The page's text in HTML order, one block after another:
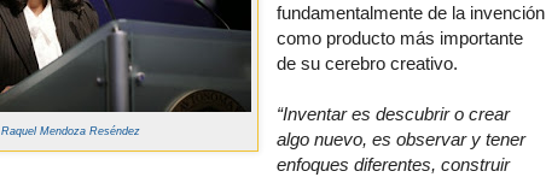
Raquel Mendoza Reséndez
fundamentalmente de la invención
como producto más importante
de su cerebro creativo.
“Inventar es descubrir o crear
algo nuevo, es observar y tener
enfoques diferentes, construir